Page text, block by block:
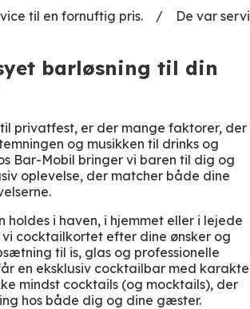
pris. / De var servicemindede
barløsning til din
privatfest, er der mange faktorer, der
og musikken til drinks og
Bar-Mobil bringer vi baren til dig og
oplevelse, der matcher både dine
holdes i haven, i hjemmet eller i lejede
vi cocktailkortet efter dine ønsker og
til is, glas og professionelle
en eksklusiv cocktailbar med
mindst cocktails (og mocktails), der
hos både dig og dine gæster.